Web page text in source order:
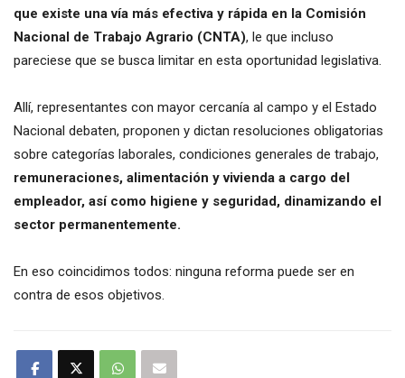
que existe una vía más efectiva y rápida en la Comisión
Nacional de Trabajo Agrario (CNTA), le que incluso
pareciese que se busca limitar en esta oportunidad legislativa.
Allí, representantes con mayor cercanía al campo y el Estado
Nacional debaten, proponen y dictan resoluciones obligatorias
sobre categorías laborales, condiciones generales de trabajo,
remuneraciones, alimentación y vivienda a cargo del
empleador, así como higiene y seguridad, dinamizando el
sector permanentemente.
En eso coincidimos todos: ninguna reforma puede ser en
contra de esos objetivos.